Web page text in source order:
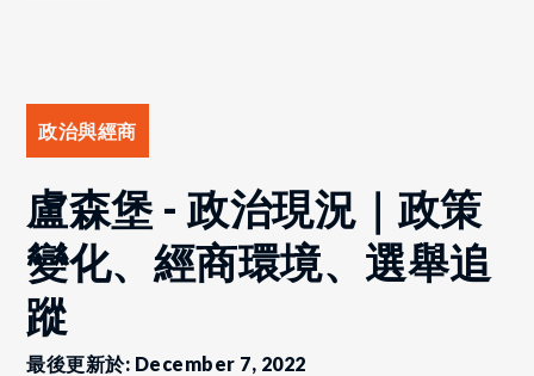
政治與經商
盧森堡 - 政治現況｜政策
變化、經商環境、選舉追
蹤
最後更新於: December 7, 2022